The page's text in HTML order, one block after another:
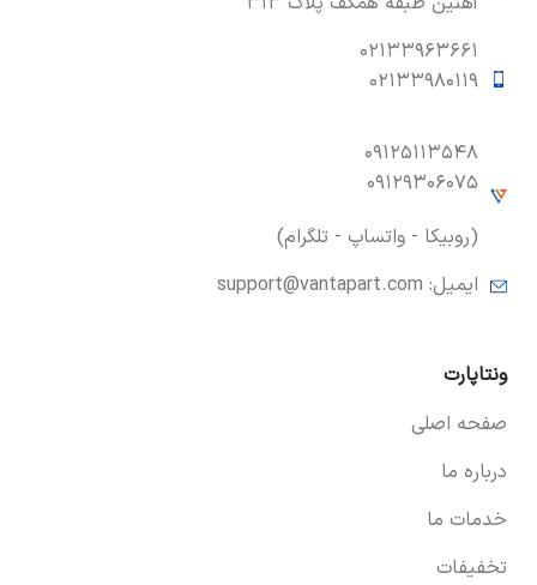
۰۲۱۳۳۹۶۳۶۶۱
۰۲۱۳۳۹۸۰۱۱۹
۰۹۱۲۵۱۱۳۵۴۸
۰۹۱۲۹۳۰۶۰۷۵
(روبیکا - واتساپ - تلگرام)
ایمیل: support@vantapart.com
ونتاپارت
صفحه اصلی
درباره ما
خدمات ما
تخفیفات